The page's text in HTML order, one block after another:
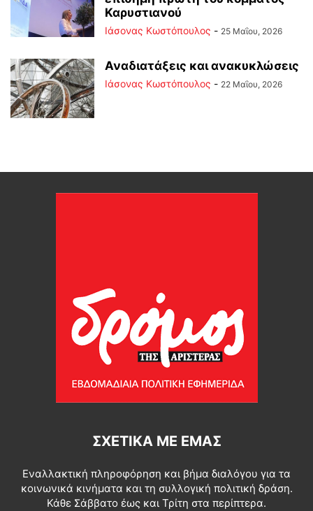
Καρυστιανού
Ιάσονας Κωστόπουλος - 25 Μαΐου, 2026
Αναδιατάξεις και ανακυκλώσεις
Ιάσονας Κωστόπουλος - 22 Μαΐου, 2026
ΣΧΕΤΙΚΆ ΜΕ ΕΜΆΣ
Εναλλακτική πληροφόρηση και βήμα διαλόγου για τα
κοινωνικά κινήματα και τη συλλογική πολιτική δράση.
Κάθε Σάββατο έως και Τρίτη στα περίπτερα.